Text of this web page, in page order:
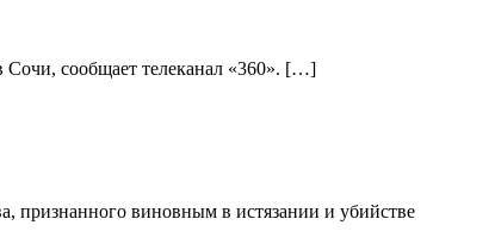
Сочи, сообщает телеканал «360». […]
признанного виновным в истязании и убийстве